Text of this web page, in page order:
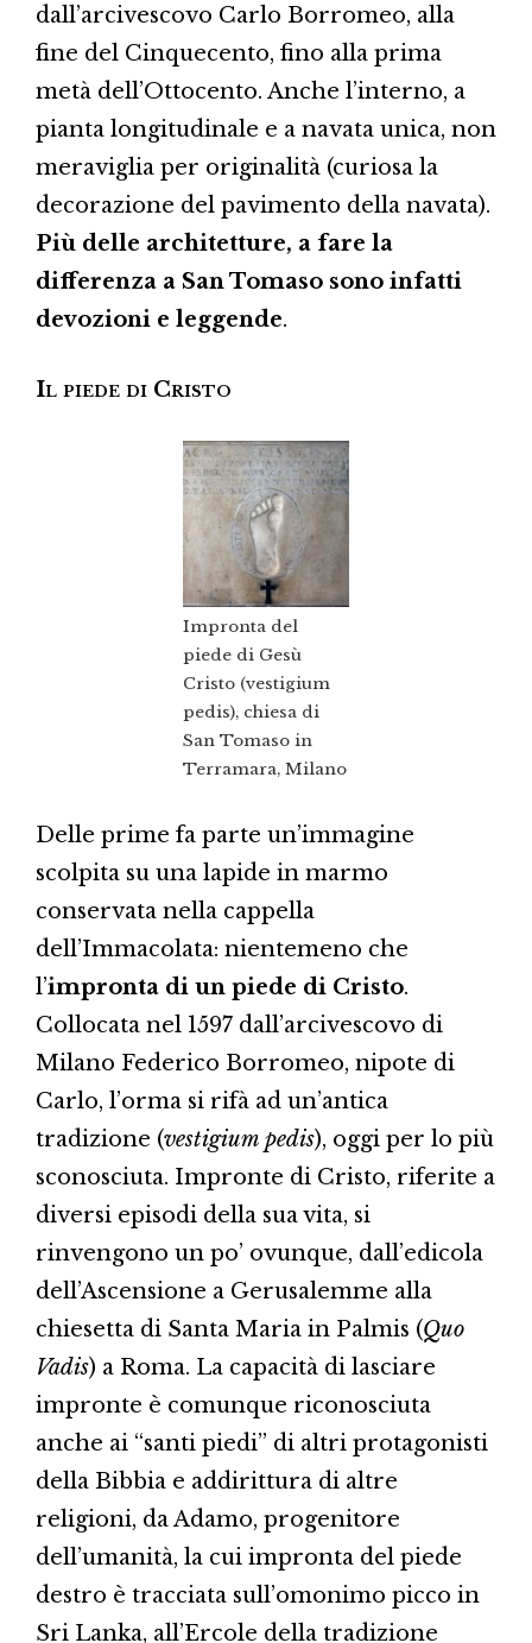
dall’arcivescovo Carlo Borromeo, alla
fine del Cinquecento, fino alla prima
metà dell’Ottocento. Anche l’interno, a
pianta longitudinale e a navata unica, non
meraviglia per originalità (curiosa la
decorazione del pavimento della navata).
Più delle architetture, a fare la
differenza a San Tomaso sono infatti
devozioni e leggende.
Il piede di Cristo
Impronta del
piede di Gesù
Cristo (vestigium
pedis), chiesa di
San Tomaso in
Terramara, Milano
Delle prime fa parte un’immagine
scolpita su una lapide in marmo
conservata nella cappella
dell’Immacolata: nientemeno che
l’impronta di un piede di Cristo.
Collocata nel 1597 dall’arcivescovo di
Milano Federico Borromeo, nipote di
Carlo, l’orma si rifà ad un’antica
tradizione (vestigium pedis), oggi per lo più
sconosciuta. Impronte di Cristo, riferite a
diversi episodi della sua vita, si
rinvengono un po’ ovunque, dall’edicola
dell’Ascensione a Gerusalemme alla
chiesetta di Santa Maria in Palmis (Quo
Vadis) a Roma. La capacità di lasciare
impronte è comunque riconosciuta
anche ai “santi piedi” di altri protagonisti
della Bibbia e addirittura di altre
religioni, da Adamo, progenitore
dell’umanità, la cui impronta del piede
destro è tracciata sull’omonimo picco in
Sri Lanka, all’Ercole della tradizione